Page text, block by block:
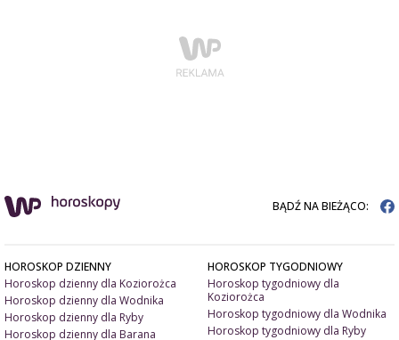
BĄDŹ NA BIEŻĄCO:
HOROSKOP DZIENNY
Horoskop dzienny dla Koziorożca
Horoskop dzienny dla Wodnika
Horoskop dzienny dla Ryby
Horoskop dzienny dla Barana
HOROSKOP TYGODNIOWY
Horoskop tygodniowy dla
Koziorożca
Horoskop tygodniowy dla Wodnika
Horoskop tygodniowy dla Ryby